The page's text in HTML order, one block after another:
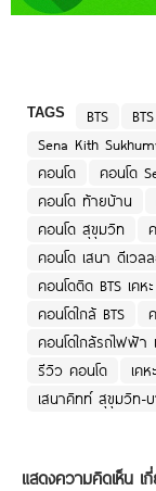
TAGS BTS
Sena Kith
คอนโด
คอนโด
คอนโด ท้ายบ้าน
คอนโด สุขุมวิท
คอนโด เสนา ดีเวล
คอนโดติด BTS เคหะ
คอนโดใกล้ BTS
คอนโดใกล้รถไฟฟ้า
รีวิว คอนโด
เคหะ
เสนาคิทท์ สุขุมวิท-
แสดงความคิดเห็น เ